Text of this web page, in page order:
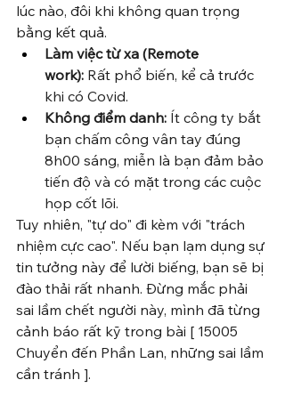
lúc nào, đôi khi không quan trọng
bằng kết quả.
Làm việc từ xa (Remote
work): Rất phổ biến, kể cả trước
khi có Covid.
Không điểm danh: Ít công ty bắt
bạn chấm công vân tay đúng
8h00 sáng, miễn là bạn đảm bảo
tiến độ và có mặt trong các cuộc
họp cốt lõi.
Tuy nhiên, "tự do" đi kèm với "trách
nhiệm cực cao". Nếu bạn lạm dụng sự
tin tưởng này để lười biếng, bạn sẽ bị
đào thải rất nhanh. Đừng mắc phải
sai lầm chết người này, mình đã từng
cảnh báo rất kỹ trong bài [ 15005
Chuyển đến Phần Lan, những sai lầm
cần tránh ].